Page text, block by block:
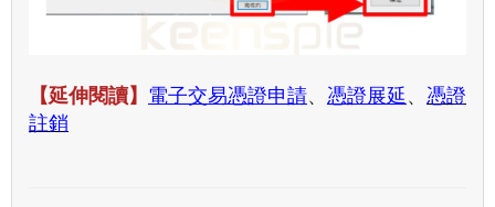
【延伸閱讀】 電子交易憑證申請、 憑證展延 、 憑證
註銷